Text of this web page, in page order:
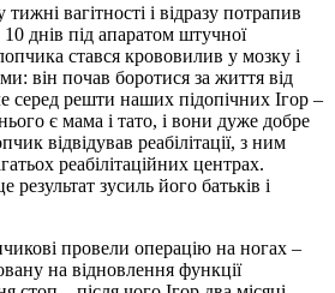
вагітності і відразу потрапив
днів під апаратом штучної
стався крововилив у мозку і
він почав боротися за життя від
серед решти наших підопічних Ігор –
є мама і тато, і вони дуже добре
відвідував реабілітації, з ним
реабілітаційних центрах.
результат зусиль його батьків і
провели операцію на ногах –
на відновлення функції